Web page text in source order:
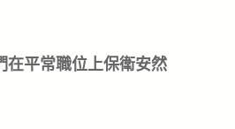
在平常職位上保衛安然